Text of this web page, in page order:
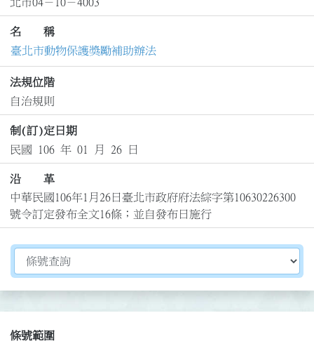
名 稱
臺北市動物保護獎勵補助辦法
法規位階
自治規則
制(訂)定日期
民國 106 年 01 月 26 日
沿 革
中華民國106年1月26日臺北市政府府法綜字第10630226300
號令訂定發布全文16條；並自發布日施行
切換選擇法規資訊內容
條號範圍